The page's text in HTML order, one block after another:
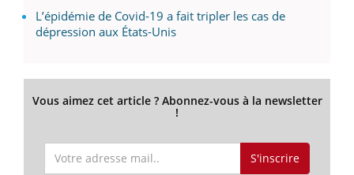
L’épidémie de Covid-19 a fait tripler les cas de
dépression aux États-Unis
Vous aimez cet article ? Abonnez-vous à la newsletter
!
S'inscrire